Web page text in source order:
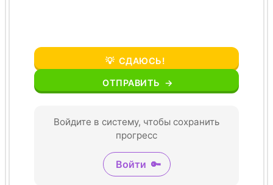
💡 СДАЮСЬ!
ОТПРАВИТЬ →
Войдите в систему, чтобы сохранить
прогресс
Войти 🔑